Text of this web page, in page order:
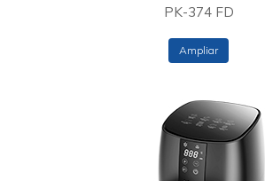
PK-374 FD
Ampliar